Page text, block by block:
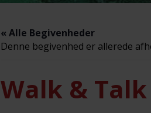
« Alle Begivenheder
Denne begivenhed er allerede
Walk &